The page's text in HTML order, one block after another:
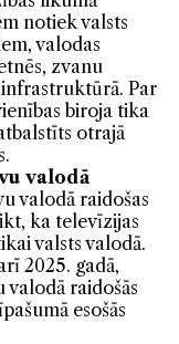
notiek valsts
valodas
zvanu
Par
biroja tika
otrajā
valodā
valodā raidošas
ka televīzijas
valsts valodā.
2025. gadā,
raidošās
esošās